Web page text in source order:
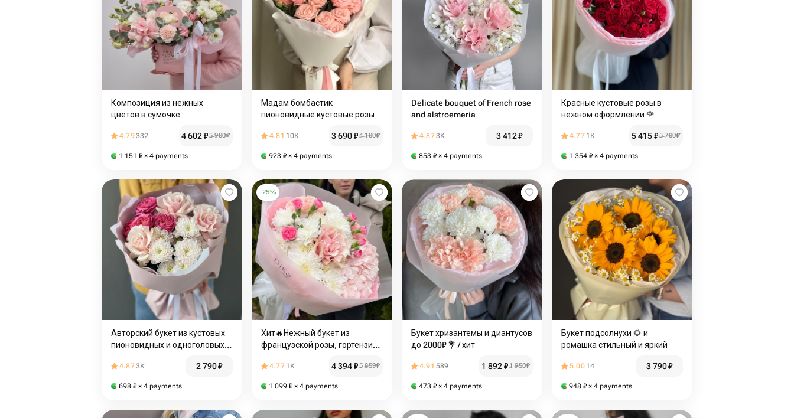
Композиция из нежных
цветов в сумочке
4.79332 4 602₽5 900₽
1 151 ₽ × 4 payments
Мадам бомбастик
пионовидные кустовые розы
4.81 10K 3 690₽4 100₽
923 ₽ × 4 payments
Delicate bouquet of French rose
and alstroemeria
4.873K 3 412₽
853 ₽ × 4 payments
Красные кустовые розы в
нежном оформлении 🌹
4.77 1K 5 415₽5 700₽
1 354 ₽ × 4 payments
Авторский букет из кустовых
пионовидных и одноголовых
4.873K 2 790₽
698 ₽ × 4 payments
-25%
Хит🔥Нежный букет из
французской розы, гортензии,
хризантемы
4.77 1K 4 394₽5 859₽
1 099 ₽ × 4 payments
Букет хризантемы и диантусов
до 2000₽ 💐 / хит
4.91 589 1 892₽1 950₽
473 ₽ × 4 payments
Букет подсолнухи 🌻 и
ромашка стильный и яркий
5.00 14 3 790₽
948 ₽ × 4 payments